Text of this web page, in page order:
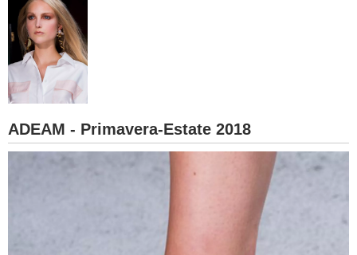
GASTRONOMIA
CAPELLI
SESSO
BAMBINO
ADEAM - Primavera-Estate 2018